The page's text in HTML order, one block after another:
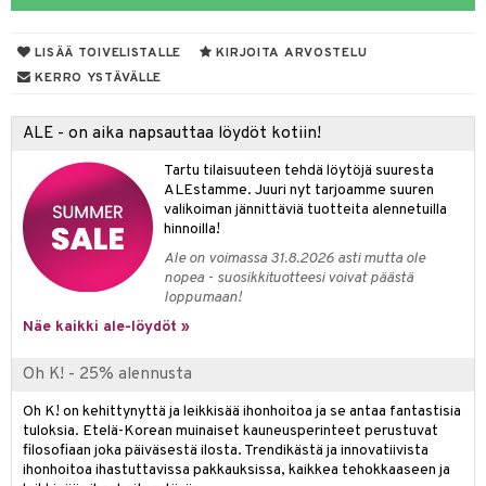
LISÄÄ TOIVELISTALLE
KIRJOITA ARVOSTELU
KERRO YSTÄVÄLLE
ALE - on aika napsauttaa löydöt kotiin!
Tartu tilaisuuteen tehdä löytöjä suuresta
ALEstamme. Juuri nyt tarjoamme suuren
valikoiman jännittäviä tuotteita alennetuilla
hinnoilla!
Ale on voimassa 31.8.2026 asti mutta ole
nopea - suosikkituotteesi voivat päästä
loppumaan!
Näe kaikki ale-löydöt »
Oh K! - 25% alennusta
Oh K! on kehittynyttä ja leikkisää ihonhoitoa ja se antaa fantastisia
tuloksia. Etelä-Korean muinaiset kauneusperinteet perustuvat
filosofiaan joka päiväsestä ilosta. Trendikästä ja innovatiivista
ihonhoitoa ihastuttavissa pakkauksissa, kaikkea tehokkaaseen ja
& Highlighter
Päivävoide
hoito
/ Kajaali
&
tuotteet
hoito
poisto
hoito
& saippuat
tuotteet
& Viikset
shave balm
shave lotion
de cologne
de toilette
tuotteet
poisto
hoito
& saippuat
1: Puhdistus
2: Kirkastus
ja Vartalonhoito